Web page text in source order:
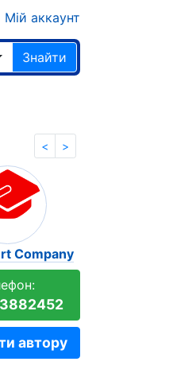
Мій аккаунт
Знайти
< >
Company
автору